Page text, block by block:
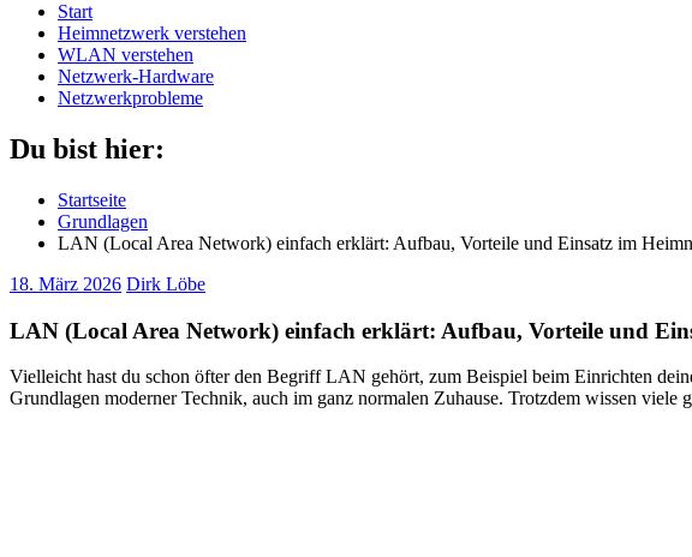
Start
Heimnetzwerk verstehen
WLAN verstehen
Netzwerk-Hardware
Netzwerkprobleme
Du bist hier:
Startseite
Grundlagen
LAN (Local Area Network) einfach erklärt: Aufbau, Vorteile und Einsatz im
18. März 2026 Dirk Löbe
LAN (Local Area Network) einfach erklärt: Aufbau, Vorteile und
Vielleicht hast du schon öfter den Begriff LAN gehört, zum Beispiel beim Einrichten
Grundlagen moderner Technik, auch im ganz normalen Zuhause. Trotzdem wissen